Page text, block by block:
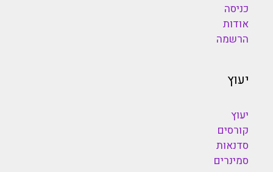
כניסה
אודות
הרשמה
יעוץ
יעוץ
קורסים
סדנאות
סמינרים